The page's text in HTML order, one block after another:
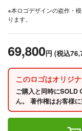
※本ロゴデザインの盗作・
ります。
69,800円 (税込
このロゴはオリジ
ご購入と同時にSOLD
ん。 著作権はお客様に